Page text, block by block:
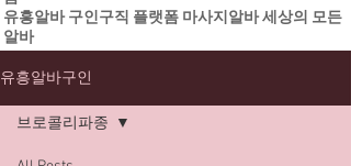
유흥알바구인구직 플랫폼 마사지알바세상의 모든
알바
유흥알바구인
브로콜리파종